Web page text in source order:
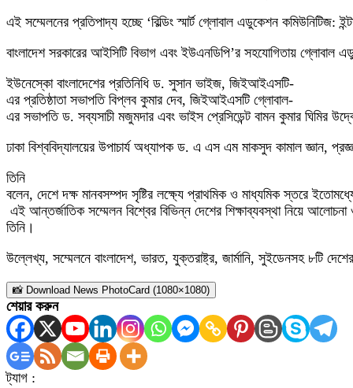
এই সম্মেলনের প্রতিপাদ্য হচ্ছে ‘বিল্ডিং স্মার্ট গ্লোবাল এডুকেশন কমিউনিটিজ:
বাংলাদেশ সরকারের আইসিটি বিভাগ এবং ইউএনডিপি’র সহযোগিতায়
ইউনেস্কো বাংলাদেশের প্রতিনিধি ড. সুসান ভাইজ, জিইআইএসটি-
এর প্রতিষ্ঠাতা সভাপতি বিপ্লব কুমার দেব, জিইআইএসটি গ্লোবাল-
এর সভাপতি ড. সব্যসাচী মজুমদার এবং ভাইস প্রেসিডেন্ট বামন কুমার ঘিমির
ঢাকা বিশ্ববিদ্যালয়ের উপাচার্য অধ্যাপক ড. এ এস এম মাকসুদ কামাল জ্ঞান,
তিনি
বলেন, দেশে দক্ষ মানবসম্পদ সৃষ্টির লক্ষ্যে প্রাথমিক ও মাধ্যমিক স্তরে
এই আন্তর্জাতিক সম্মেলন বিশ্বের বিভিন্ন দেশের শিক্ষাব্যবস্থা নিয়ে
তিনি।
উল্লেখ্য, সম্মেলনে বাংলাদেশ, ভারত, যুক্তরাষ্ট্র, জার্মানি, সুইডেনসহ ৮টি
📸 Download News PhotoCard (1080×1080)
শেয়ার করুন
ট্যাগ :